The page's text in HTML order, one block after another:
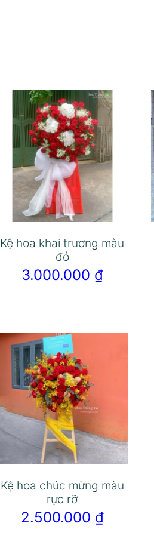
Kệ hoa khai trương màu
đỏ
3.000.000 ₫
Kệ hoa chúc mừng màu
rực rỡ
2.500.000 ₫